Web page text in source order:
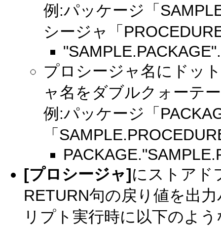
例:パッケージ「
シージャ「
プロシージャ名にドッ
ャ名をダブルクォーテ
例:パッケージ「
「
[プロシージャ]にストアド
RETURN句の戻り値を出
リプト実行時に以下のよ